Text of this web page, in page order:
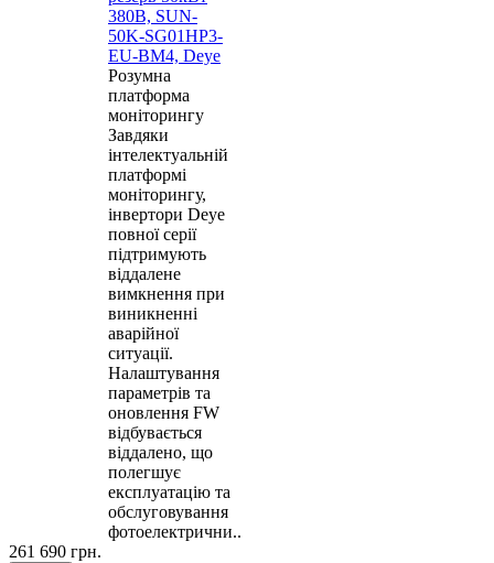
380В, SUN-
50K-SG01HP3-
EU-BM4, Deye
Розумна
платформа
моніторингу
Завдяки
інтелектуальній
платформі
моніторингу,
інвертори Deye
повної серії
підтримують
віддалене
вимкнення при
виникненні
аварійної
ситуації.
Налаштування
параметрів та
оновлення FW
відбувається
віддалено, що
полегшує
експлуатацію та
обслуговування
фотоелектрични..
261 690 грн.